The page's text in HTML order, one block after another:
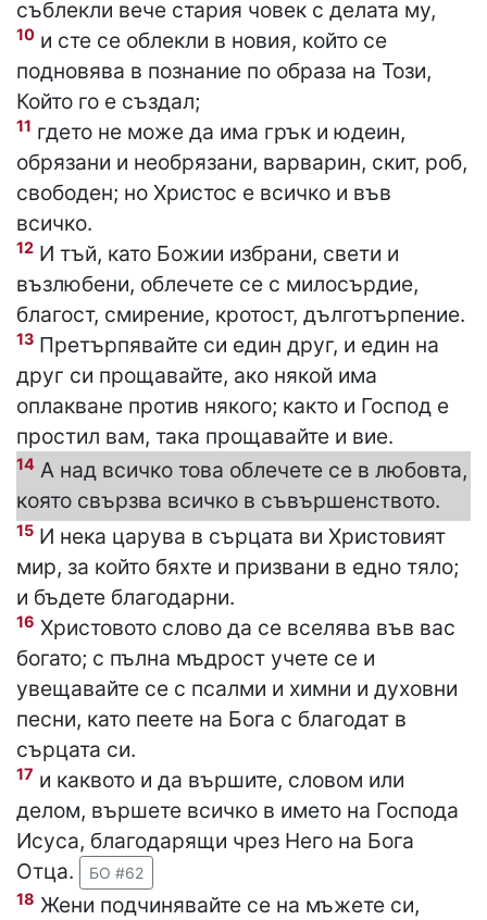
съблекли вече стария човек с делата му,
10 и сте се облекли в новия, който се
подновява в познание по образа на Този,
Който го е създал;
11 гдето не може да има грък и юдеин,
обрязани и необрязани, варварин, скит, роб,
свободен; но Христос е всичко и във
всичко.
12 И тъй, като Божии избрани, свети и
възлюбени, облечете се с милосърдие,
благост, смирение, кротост, дълготърпение.
13 Претърпявайте си един друг, и един на
друг си прощавайте, ако някой има
оплакване против някого; както и Господ е
простил вам, така прощавайте и вие.
14 А над всичко това облечете се в любовта,
която свързва всичко в съвършенството.
15 И нека царува в сърцата ви Христовият
мир, за който бяхте и призвани в едно тяло;
и бъдете благодарни.
16 Христовото слово да се вселява във вас
богато; с пълна мъдрост учете се и
увещавайте се с псалми и химни и духовни
песни, като пеете на Бога с благодат в
сърцата си.
17 и каквото и да вършите, словом или
делом, вършете всичко в името на Господа
Исуса, благодарящи чрез Него на Бога
Отца.
БО #62
18 Жени подчинявайте се на мъжете си,